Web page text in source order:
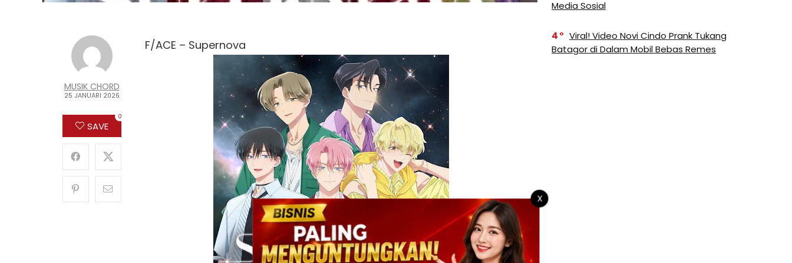
MUSIK CHORD
25 JANUARI 2026
SAVE
0
F/ACE – Supernova
Media Sosial
4
Viral! Video Novi Cindo Prank Tukang
Batagor di Dalam Mobil Bebas Remes
X